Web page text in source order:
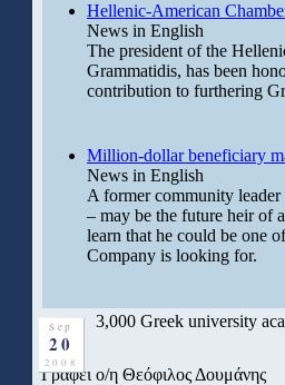
Hellenic-American
News in English
The president of the
Grammatidis, has been
contribution to furthering
Million-dollar beneficiary
News in English
A former community
– may be the future heir of
learn that he could be one
Company is looking for.
Sep
20
2008
3,000 Greek university
Γράφει ο/η Θεόφιλος Δουμάνης